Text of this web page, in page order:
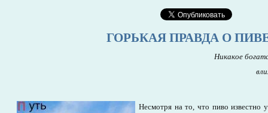
ГОРЬКАЯ ПРАВДА О
Никакое
Несмотря на то, что пиво известно